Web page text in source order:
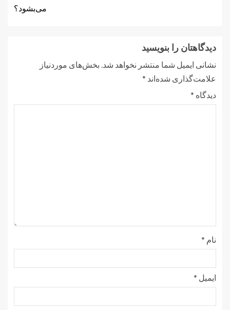
می‌بشود؟
دیدگاهتان را بنویسید
نشانی ایمیل شما منتشر نخواهد شد. بخش‌های موردنیاز
علامت‌گذاری شده‌اند *
دیدگاه *
نام *
ایمیل *